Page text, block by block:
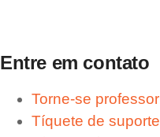
Entre em contato
Torne-se professor
Tíquete de suporte